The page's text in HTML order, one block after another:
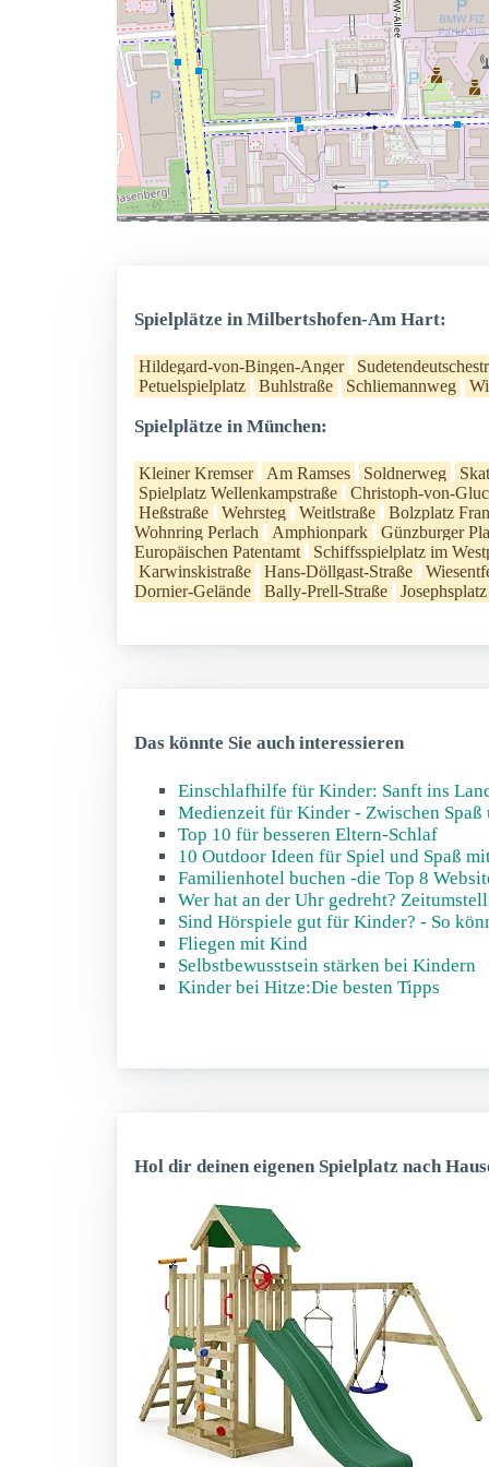
Spielplätze in Milbertshofen-Am Hart:
Hildegard-von-Bingen-Anger
Petuelspielplatz
Buhlstraße Schliemannweg
Spielplätze in München:
Kleiner Kremser Am Ramses Soldnerweg
Spielplatz Wellenkampstraße
Christoph-von-
Heßstraße
Wehrsteg Weitlstraße
Bolzplatz
Wohnring Perlach
Amphionpark
Günzburger
Europäischen Patentamt
Schiffsspielplatz im
Karwinskistraße
Hans-Döllgast-Straße
Dornier-Gelände
Bally-Prell-Straße Josephsplatz
Das könnte Sie auch interessieren
Einschlafhilfe für Kinder: Sanft ins
Medienzeit für Kinder - Zwischen
Top 10 für besseren Eltern-Schlaf
10 Outdoor Ideen für Spiel und Spaß
Familienhotel buchen -die Top 8
Wer hat an der Uhr gedreht?
Sind Hörspiele gut für Kinder? - So
Fliegen mit Kind
Selbstbewusstsein stärken bei Kindern
Kinder bei Hitze:Die besten Tipps
Hol dir deinen eigenen Spielplatz nach